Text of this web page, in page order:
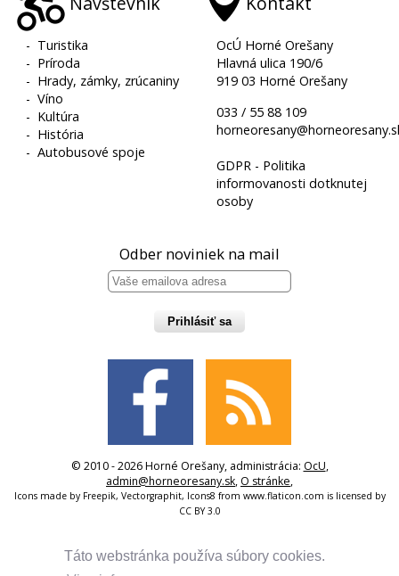
Táto webstránka používa súbory cookies.
- Turistika
- Príroda
- Hrady, zámky, zrúcaniny
-Víno
- Kultúra
- História
-Autobusové spoje
OcÚ Horné Orešany
Hlavná ulica 190/6
919 03 Horné Orešany
033 / 55 88 109
GDPR - Politika
informovanosti dotknutej
osoby
Odber noviniek na mail
Prihlásiť sa
© 2010 - 2026 Horné Orešany, administrácia: OcU,
admin@horneoresany.sk, O stránke,
Icons made by Freepik, Vectorgraphit, Icons8 from www.flaticon.com is licensed by
CC BY 3.0